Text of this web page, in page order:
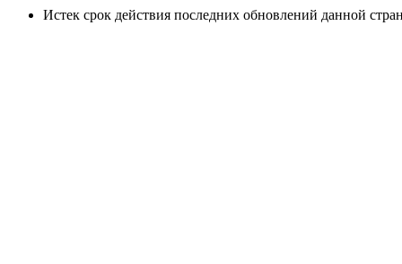
Истек срок действия последних обновлений данной